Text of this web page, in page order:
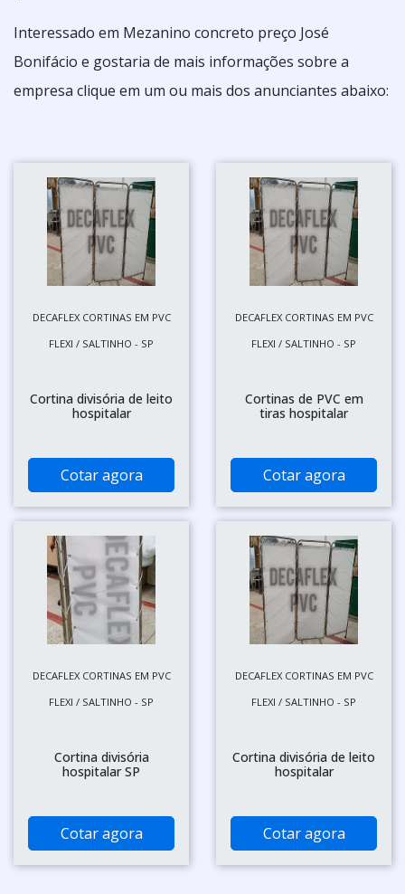
Interessado em Mezanino concreto preço José
Bonifácio e gostaria de mais informações sobre a
empresa clique em um ou mais dos anunciantes abaixo:
DECAFLEX CORTINAS EM PVC
FLEXI / SALTINHO - SP
Cortina divisória de leito
hospitalar
Cotar agora
DECAFLEX CORTINAS EM PVC
FLEXI / SALTINHO - SP
Cortinas de PVC em
tiras hospitalar
Cotar agora
DECAFLEX CORTINAS EM PVC
FLEXI / SALTINHO - SP
Cortina divisória
hospitalar SP
Cotar agora
DECAFLEX CORTINAS EM PVC
FLEXI / SALTINHO - SP
Cortina divisória de leito
hospitalar
Cotar agora